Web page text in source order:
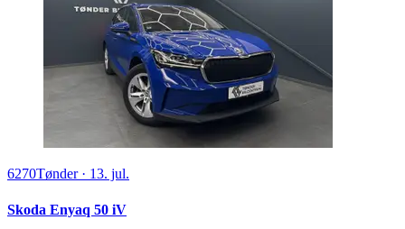
6270Tønder· 13. jul.
Skoda Enyaq 50 iV